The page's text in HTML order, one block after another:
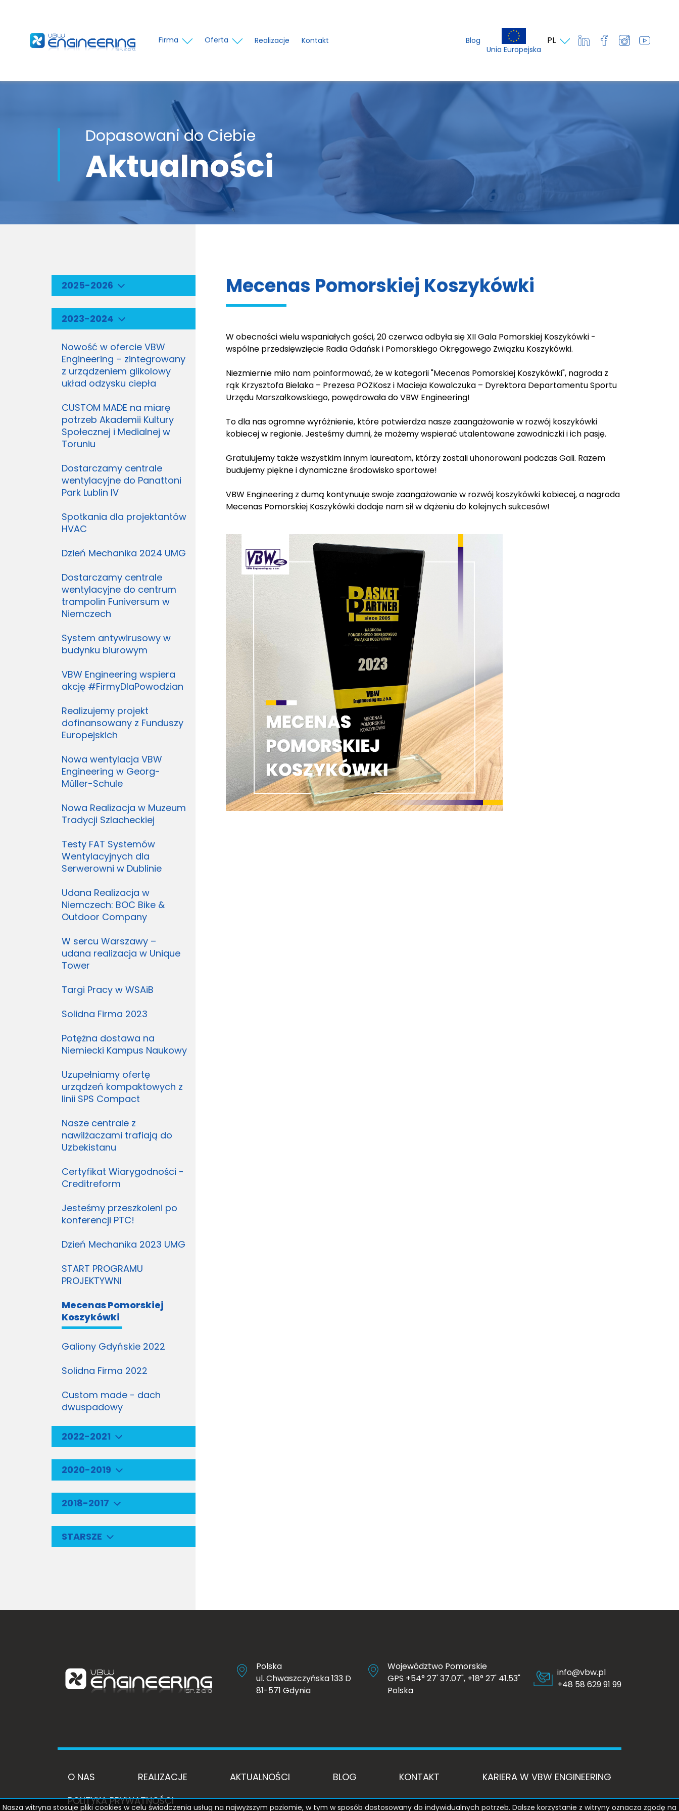
Nasza witryna stosuje pliki cookies w celu świadczenia usług na najwyższym poziomie, w tym w sposób dostosowany do indywidualnych potrzeb. Dalsze korzystanie z witryny oznacza zgodę na
Firma Oferta Realizacje Kontakt
Blog
Unia Europejska
PL
Dopasowani do Ciebie
Aktualności
2025-2026
2023-2024
Nowość w ofercie VBW
Engineering – zintegrowany
z urządzeniem glikolowy
układ odzysku ciepła
CUSTOM MADE na miarę
potrzeb Akademii Kultury
Społecznej i Medialnej w
Toruniu
Dostarczamy centrale
wentylacyjne do Panattoni
Park Lublin IV
Spotkania dla projektantów
HVAC
Dzień Mechanika 2024 UMG
Dostarczamy centrale
wentylacyjne do centrum
trampolin Funiversum w
Niemczech
System antywirusowy w
budynku biurowym
VBW Engineering wspiera
akcję #FirmyDlaPowodzian
Realizujemy projekt
dofinansowany z Funduszy
Europejskich
Nowa wentylacja VBW
Engineering w Georg-
Müller-Schule
Nowa Realizacja w Muzeum
Tradycji Szlacheckiej
Testy FAT Systemów
Wentylacyjnych dla
Serwerowni w Dublinie
Udana Realizacja w
Niemczech: BOC Bike &
Outdoor Company
W sercu Warszawy –
udana realizacja w Unique
Tower
Targi Pracy w WSAiB
Solidna Firma 2023
Potężna dostawa na
Niemiecki Kampus Naukowy
Uzupełniamy ofertę
urządzeń kompaktowych z
linii SPS Compact
Nasze centrale z
nawilżaczami trafiają do
Uzbekistanu
Certyfikat Wiarygodności -
Creditreform
Jesteśmy przeszkoleni po
konferencji PTC!
Dzień Mechanika 2023 UMG
START PROGRAMU
PROJEKTYWNI
Mecenas Pomorskiej
Koszykówki
Galiony Gdyńskie 2022
Solidna Firma 2022
Custom made - dach
dwuspadowy
2022-2021
2020-2019
2018-2017
STARSZE
Mecenas Pomorskiej Koszykówki
W obecności wielu wspaniałych gości, 20 czerwca odbyła się XII Gala Pomorskiej Koszykówki -
wspólne przedsięwzięcie Radia Gdańsk i Pomorskiego Okręgowego Związku Koszykówki.
Niezmiernie miło nam poinformować, że w kategorii "Mecenas Pomorskiej Koszykówki", nagroda z
rąk Krzysztofa Bielaka – Prezesa POZKosz i Macieja Kowalczuka – Dyrektora Departamentu Sportu
Urzędu Marszałkowskiego, powędrowała do VBW Engineering!
To dla nas ogromne wyróżnienie, które potwierdza nasze zaangażowanie w rozwój koszykówki
kobiecej w regionie. Jesteśmy dumni, że możemy wspierać utalentowane zawodniczki i ich pasję.
Gratulujemy także wszystkim innym laureatom, którzy zostali uhonorowani podczas Gali. Razem
budujemy piękne i dynamiczne środowisko sportowe!
VBW Engineering z dumą kontynuuje swoje zaangażowanie w rozwój koszykówki kobiecej, a nagroda
Mecenas Pomorskiej Koszykówki dodaje nam sił w dążeniu do kolejnych sukcesów!
Polska
ul. Chwaszczyńska 133 D
81-571 Gdynia
Województwo Pomorskie
GPS +54° 27' 37.07", +18° 27' 41.53"
Polska
info@vbw.pl
+48 58 629 91 99
O NAS REALIZACJE AKTUALNOŚCI BLOG KONTAKT
KARIERA W VBW ENGINEERING
POLITYKA PRYWATNOŚCI